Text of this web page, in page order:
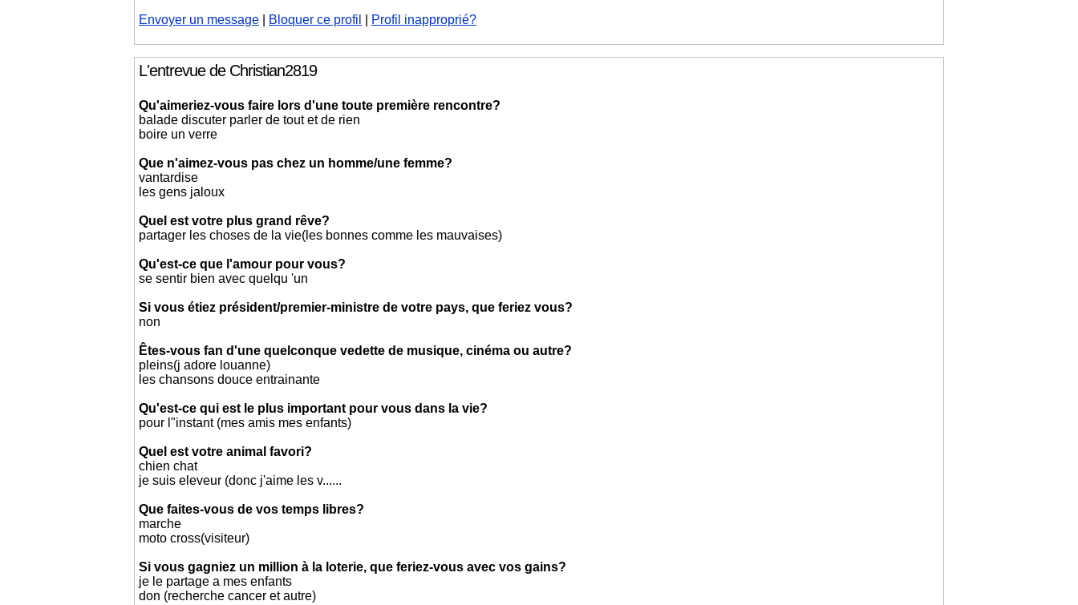
Envoyer un message
Bloquer ce profil Profil inapproprié?
L'entrevue de Christian2819
Qu'aimeriez-vous faire lors d'une toute première rencontre?
balade discuter parler de tout et de rien
boire un verre
Que n'aimez-vous pas chez un homme/une femme?
vantardise
les gens jaloux
Quel est votre plus grand rêve?
partager les choses de la vie(les bonnes comme les mauvaises)
Qu'est-ce que l'amour pour vous?
se sentir bien avec quelqu 'un
Si vous étiez président/premier-ministre de votre pays, que feriez vous?
non
Êtes-vous fan d'une quelconque vedette de musique, cinéma ou autre?
pleins(j adore louanne)
les chansons douce entrainante
Qu'est-ce qui est le plus important pour vous dans la vie?
pour l"instant (mes amis mes enfants)
Quel est votre animal favori?
chien chat
je suis eleveur (donc j'aime les v......
Que faites-vous de vos temps libres?
marche
moto cross(visiteur)
Si vous gagniez un million à la loterie, que feriez-vous avec vos gains?
je le partage a mes enfants
don (recherche cancer et autre)